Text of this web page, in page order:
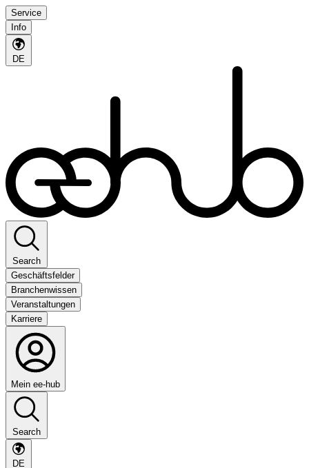
Service
Info
DE
Search
Geschäftsfelder
Branchenwissen
Veranstaltungen
Karriere
Mein ee-hub
Search
DE